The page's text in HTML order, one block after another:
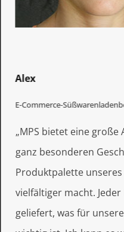
Alex
E-Commerce-
„MPS bietet eine
ganz besonderen
Produktpalette unseres
vielfältiger macht.
geliefert, was für